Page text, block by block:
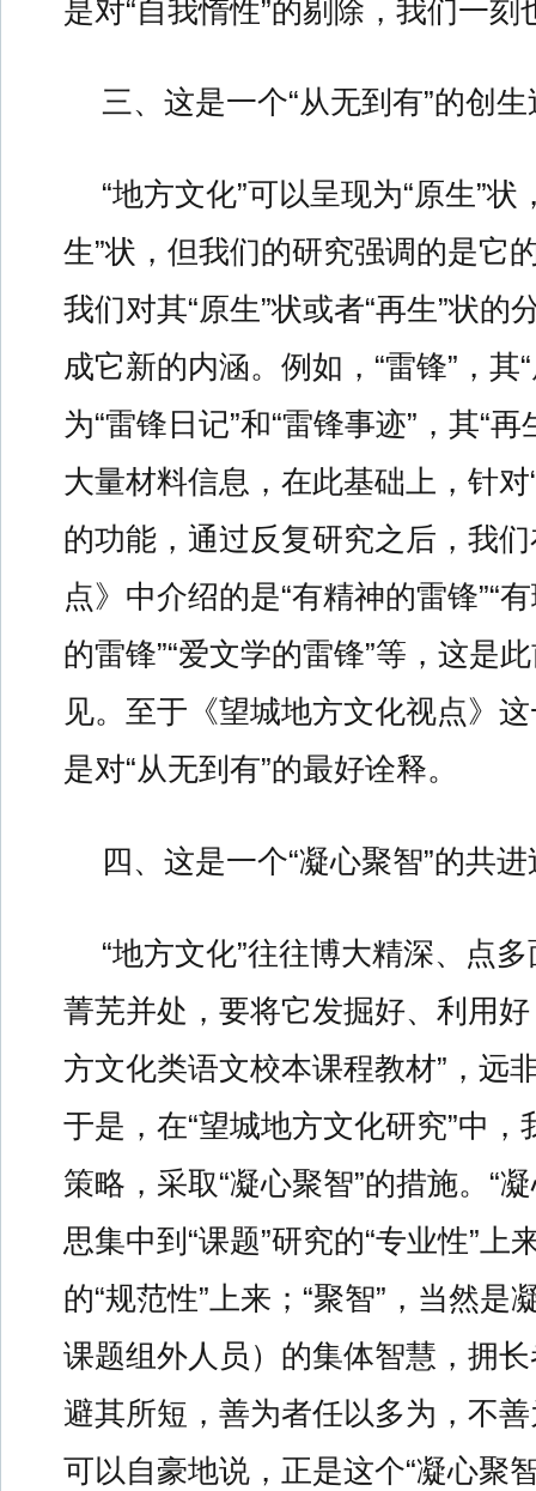
是对“自我惰性”的剔除，我们一刻
三、这是一个“从无到有”的创
“地方文化”可以呈现为“原生”
生”状，但我们的研究强调的是它
我们对其“原生”状或者“再生”状的
成它新的内涵。例如，“雷锋”，其
为“雷锋日记”和“雷锋事迹”，其“再
大量材料信息，在此基础上，针对
的功能，通过反复研究之后，我
点》中介绍的是“有精神的雷锋”“
的雷锋”“爱文学的雷锋”等，这是
见。至于《望城地方文化视点》
是对“从无到有”的最好诠释。
四、这是一个“凝心聚智”的共
“地方文化”往往博大精深、点
菁芜并处，要将它发掘好、利用
方文化类语文校本课程教材”，远
于是，在“望城地方文化研究”中，
策略，采取“凝心聚智”的措施。“
思集中到“课题”研究的“专业性”上
的“规范性”上来；“聚智”，当然是
课题组外人员）的集体智慧，拥
避其所短，善为者任以多为，不
可以自豪地说，正是这个“凝心聚